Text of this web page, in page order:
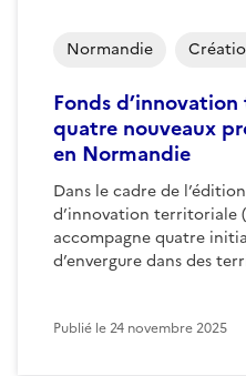
Fonds
quatre nouveaux
en Normandie
Dans le cadre de
d’innovation territoriale
accompagne quatre
d’envergure dans des
Normandie
Publié le24 novembre 2025